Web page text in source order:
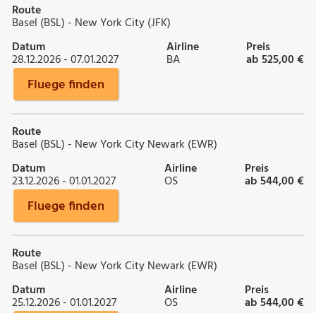
Route
Basel (BSL) - New York City (JFK)
Datum
28.12.2026 - 07.01.2027
Airline
BA
Preis
ab 525,00 €
Fluege finden
Route
Basel (BSL) - New York City Newark (EWR)
Datum
23.12.2026 - 01.01.2027
Airline
OS
Preis
ab 544,00 €
Fluege finden
Route
Basel (BSL) - New York City Newark (EWR)
Datum
25.12.2026 - 01.01.2027
Airline
OS
Preis
ab 544,00 €